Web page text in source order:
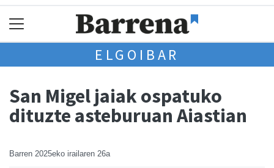
ELGOIBAR
San Migel jaiak ospatuko
dituzte asteburuan Aiastian
Barren 2025eko irailaren 26a